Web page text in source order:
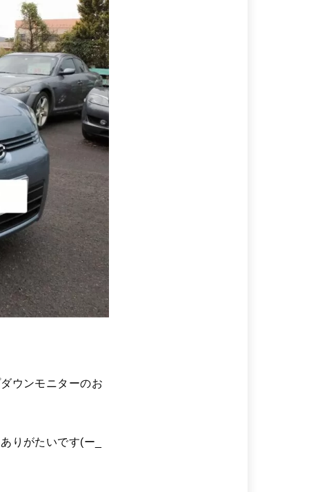
ウンモニターのお
りがたいです(ー_